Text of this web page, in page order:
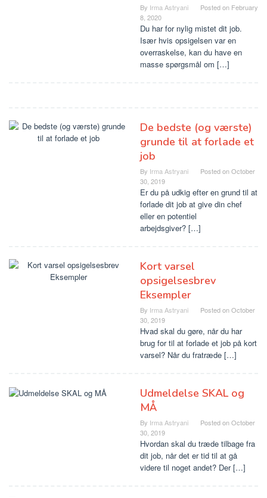
By Irma Astryani Posted on February
8, 2020
Du har for nylig mistet dit job.
Især hvis opsigelsen var en
overraskelse, kan du have en
masse spørgsmål om […]
De bedste (og værste)
grunde til at forlade et
job
By Irma Astryani Posted onOctober
30, 2019
Er du på udkig efter en grund til at
forlade dit job at give din chef
eller en potentiel
arbejdsgiver? […]
Kort varsel
opsigelsesbrev
Eksempler
By Irma Astryani Posted onOctober
30, 2019
Hvad skal du gøre, når du har
brug for til at forlade et job på kort
varsel? Når du fratræde […]
Udmeldelse SKAL og
MÅ
By Irma Astryani Posted onOctober
30, 2019
Hvordan skal du træde tilbage fra
dit job, når det er tid til at gå
videre til noget andet? Der […]